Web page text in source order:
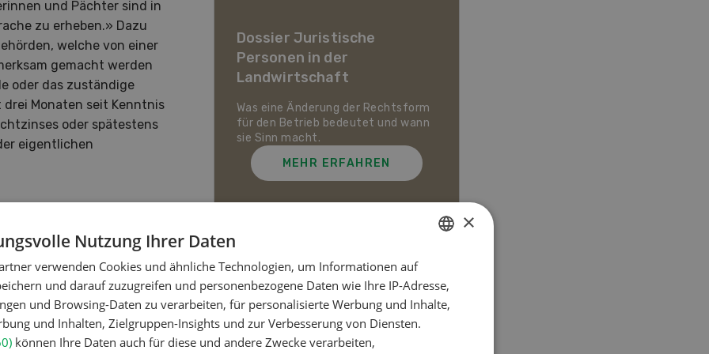
und Pächter sind in
zu erheben.» Dazu
welche von einer
gemacht werden
oder das zuständige
Monaten seit Kenntnis
oder spätestens
eigentlichen
meist
Landwirtschaft im
den Schweizer Pflanzenbau
Tierhaltung zukommt und
die Schweizer
gegen Hitze,
und Extremwetter
kann.
Dossier Juristische
Personen in der
Landwirtschaft
Was eine Änderung der Rechtsform
für den Betrieb bedeutet und wann
sie Sinn macht.
MEHR ERFAHREN
Meistgelesene Artikel
Nutztiere
FRENCH
×
Nutzung Ihrer Daten
verwenden Cookies und ähnliche Technologien, um Informationen auf
und darauf zuzugreifen und personenbezogene Daten wie Ihre IP-Adresse,
und Browsing-Daten zu verarbeiten, für personalisierte Werbung und Inhalte,
und Inhalten, Zielgruppen-Insights und zur Verbesserung von Diensten.
können Ihre Daten auch für diese und andere Zwecke verarbeiten,